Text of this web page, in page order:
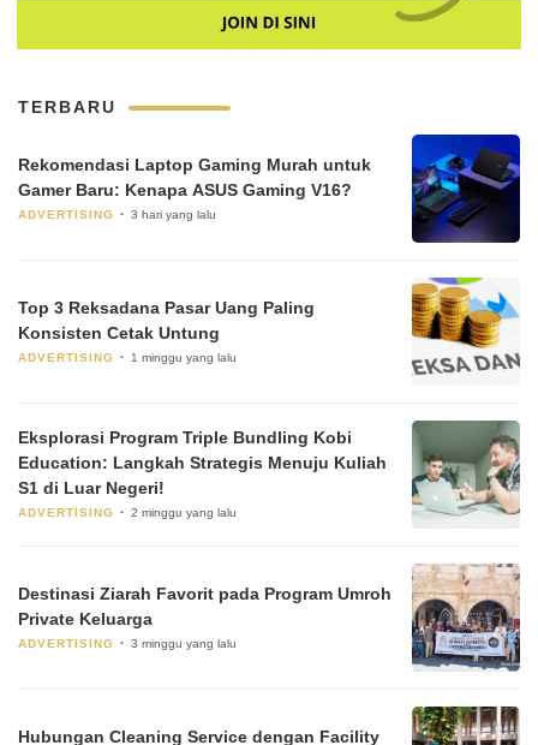
TERBARU
Rekomendasi Laptop Gaming Murah untuk
Gamer Baru: Kenapa ASUS Gaming V16?
ADVERTISING 3 hari yang lalu
Top 3 Reksadana Pasar Uang Paling
Konsisten Cetak Untung
ADVERTISING 1 minggu yang lalu
Eksplorasi Program Triple Bundling Kobi
Education: Langkah Strategis Menuju Kuliah
S1 di Luar Negeri!
ADVERTISING 2 minggu yang lalu
Destinasi Ziarah Favorit pada Program Umroh
Private Keluarga
ADVERTISING 3 minggu yang lalu
Hubungan Cleaning Service dengan Facility